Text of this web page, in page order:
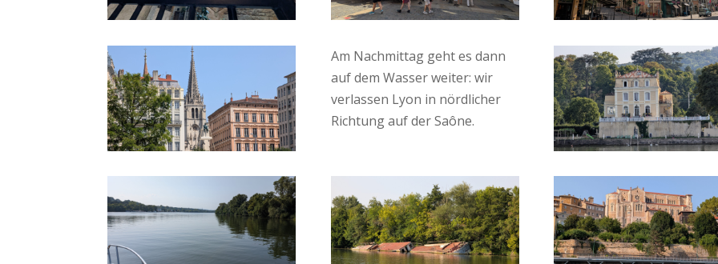
Am Nachmittag geht es dann
auf dem Wasser weiter: wir
verlassen Lyon in nördlicher
Richtung auf der Saône.